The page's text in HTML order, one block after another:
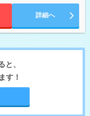
詳細へ
と、
す！